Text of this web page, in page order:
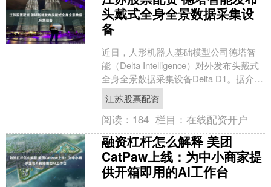
头戴式全身全景数据采集设
备
近日，人形机器人基础模型公司德塔智
能（Delta Intelligence）对外发布头戴式
全身全景数据采集设备Delta D1。据介
绍，佩戴者正常作业江苏股票配....
江苏股票配资
阅读： 184 栏目：在线配资开户
融资杠杆怎么解释 美团
CatPaw上线：为中小商家提
供开箱即用的AI工作台